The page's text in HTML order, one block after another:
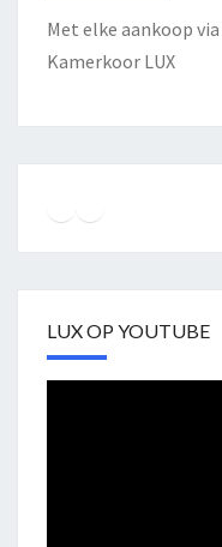
Met elke aankoop
Kamerkoor LUX
LUX OP YOUTUBE